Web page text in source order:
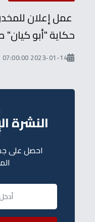
عمل إعلان
حكاية "أبو
2023-01-14 07:00:00
النشرة
احصل على